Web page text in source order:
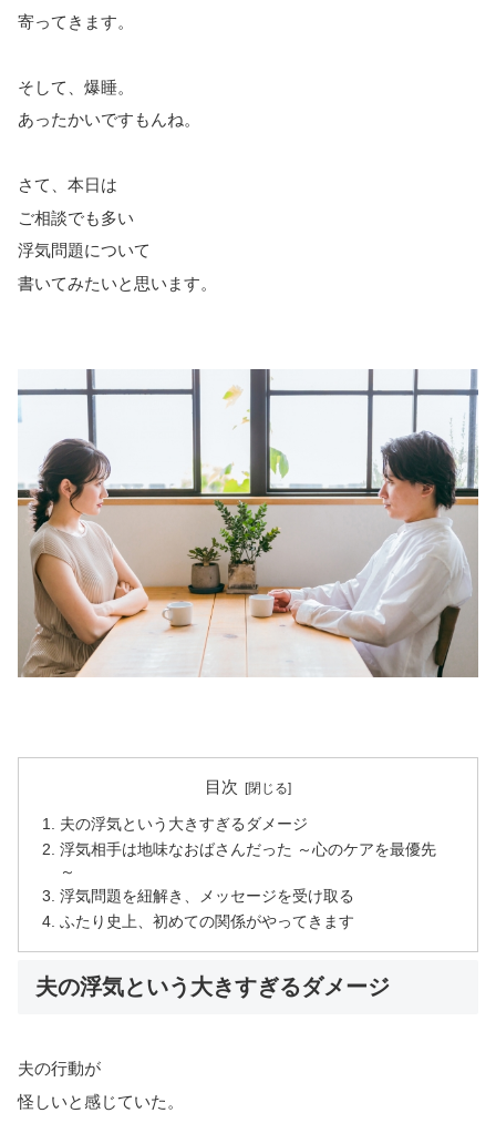
寄ってきます。
そして、爆睡。
あったかいですもんね。
さて、本日は
ご相談でも多い
浮気問題について
書いてみたいと思います。
目次
夫の浮気という大きすぎるダメージ
浮気相手は地味なおばさんだった ～心のケアを最優先
～
浮気問題を紐解き、メッセージを受け取る
ふたり史上、初めての関係がやってきます
夫の浮気という大きすぎるダメージ
夫の行動が
怪しいと感じていた。